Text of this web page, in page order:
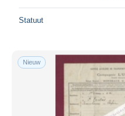
Statuut
Nieuw